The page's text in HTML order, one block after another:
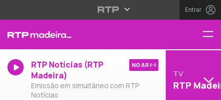
Entrar
RTP Notícias (RTP
Madeira)
Emissão em simultâneo com RTP
Notícias
NO AR
TV
RTP